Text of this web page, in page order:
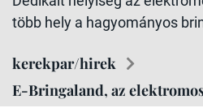
több hely a hagyományos
kerekpar/hirek
E-Bringaland, az